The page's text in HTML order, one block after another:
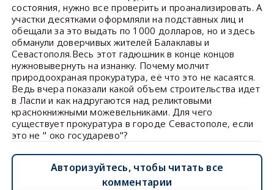
состояния, нужно все проверить и проанализировать. А
участки десятками оформляли на подставных лиц и
обещали за это выдать по 1000 долларов, но и здесь
обманули доверчивых жителей Балаклавы и
Севастополя.Весь этот гадюшник в конце концов
нужновывернуть на изнанку. Почему молчит
природоохраная прокуратура, её что это не касаятся.
Ведь вчера показали какой объем строительства идет
в Ласпи и как надругаются над реликтовыми
краснокнижными можевельниками. Для чего
существует прокуратура в городе Севастополе, если
это не " око государево"?
Авторизуйтесь, чтобы читать все
комментарии